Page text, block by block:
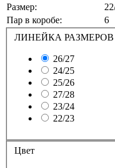
Размер:
Пар в коробе:
6
ЛИНЕЙКА РАЗМЕРОВ
26/27
24/25
25/26
27/28
23/24
22/23
Цвет